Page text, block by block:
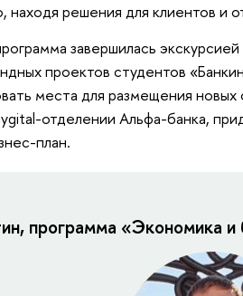
находя решения для клиентов и
завершилась
проектов студентов
места для размещения новых
отделении Альфа-банка,
план.
программа «Экономика и